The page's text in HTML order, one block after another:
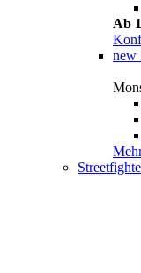
Ab
new